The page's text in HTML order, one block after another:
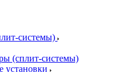
системы)
(сплит-системы)
установки